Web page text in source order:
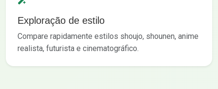
Exploração de estilo
Compare rapidamente estilos shoujo, shounen, anime
realista, futurista e cinematográfico.